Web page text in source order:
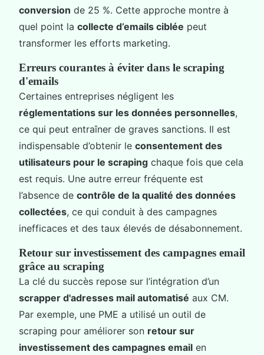
conversion de 25 %. Cette approche montre à
quel point la collecte d’emails ciblée peut
transformer les efforts marketing.
Erreurs courantes à éviter dans le scraping
d'emails
Certaines entreprises négligent les
réglementations sur les données personnelles,
ce qui peut entraîner de graves sanctions. Il est
indispensable d’obtenir le consentement des
utilisateurs pour le scraping chaque fois que cela
est requis. Une autre erreur fréquente est
l’absence de contrôle de la qualité des données
collectées, ce qui conduit à des campagnes
inefficaces et des taux élevés de désabonnement.
Retour sur investissement des campagnes email
grâce au scraping
La clé du succès repose sur l’intégration d’un
scrapper d'adresses mail automatisé aux CM.
Par exemple, une PME a utilisé un outil de
scraping pour améliorer son retour sur
investissement des campagnes email en